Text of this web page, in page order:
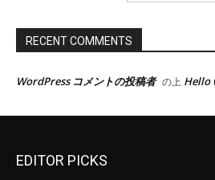
EDITOR PICKS